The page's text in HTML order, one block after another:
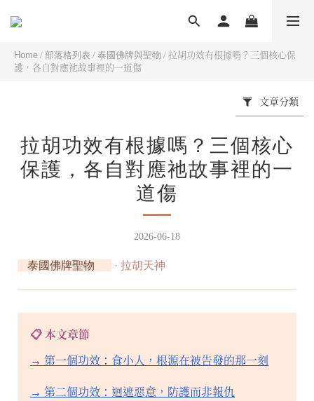
Home / 部落格列表 / 泰國佛牌與聖物 / 拉胡功效有根據嗎？三個核心保
護，各自對應祂故事裡的一道傷
文章分類
拉胡功效有根據嗎？三個核心
保護，各自對應祂故事裡的一
道傷
2026-06-18
泰國佛牌聖物 · 拉胡天神
📋 本文章節
→ 第一個功效：食小人，根源在被告發的那一刻
→ 第二個功效：迴遮惡意，防護而非報仇